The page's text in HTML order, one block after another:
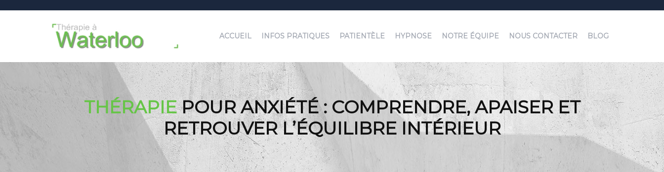
ACCUEIL INFOS PRATIQUES PATIENTÈLE HYPNOSE NOTRE ÉQUIPE NOUS CONTACTER BLOG
THÉRAPIEPOUR ANXIÉTÉ : COMPRENDRE, APAISER ET
RETROUVER L’ÉQUILIBRE INTÉRIEUR